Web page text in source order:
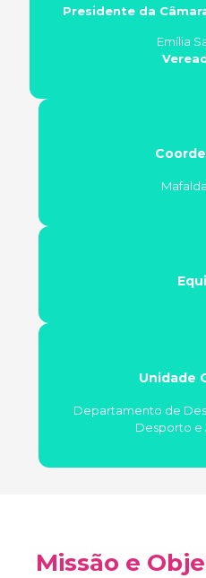
Presidente da
Emília
Unidade
Departamento de
Desporto e
Missão e